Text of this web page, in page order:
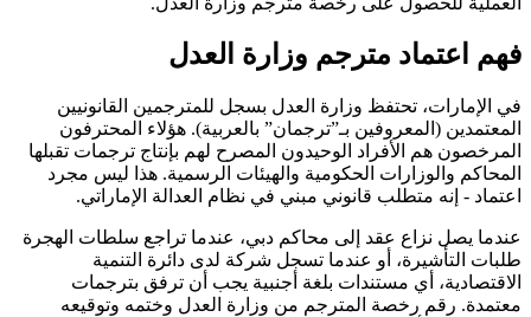
فهم اعتماد مترجم وزارة العدل
في الإمارات، تحتفظ وزارة العدل بسجل للمترجمين القانونيين
المعتمدين (المعروفين بـ”ترجمان” بالعربية). هؤلاء المحترفون
المرخصون هم الأفراد الوحيدون المصرح لهم بإنتاج ترجمات تقبلها
المحاكم والوزارات الحكومية والهيئات الرسمية. هذا ليس مجرد
اعتماد - إنه متطلب قانوني مبني في نظام العدالة الإماراتي.
عندما يصل نزاع عقد إلى محاكم دبي، عندما تراجع سلطات الهجرة
طلبات التأشيرة، أو عندما تسجل شركة لدى دائرة التنمية
الاقتصادية، أي مستندات بلغة أجنبية يجب أن ترفق بترجمات
معتمدة. رقم رخصة المترجم من وزارة العدل وختمه وتوقيعه